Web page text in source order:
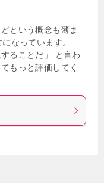
という概念も薄ま
なっています。
ることだ」 と言わ
もっと評価してく